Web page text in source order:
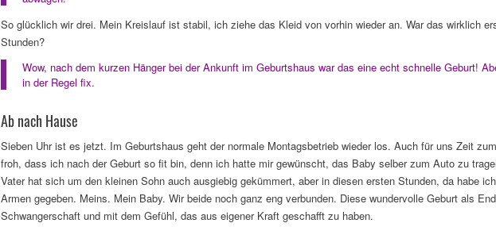
So glücklich wir drei. Mein Kreislauf ist stabil, ich ziehe das Kleid von vorhin wieder an. War das wirklich
Stunden?
Wow, nach dem kurzen Hänger bei der Ankunft im Geburtshaus war das eine echt schnelle Geburt!
in der Regel fix.
Ab nach Hause
Sieben Uhr ist es jetzt. Im Geburtshaus geht der normale Montagsbetrieb wieder los. Auch für uns Zeit
froh, dass ich nach der Geburt so fit bin, denn ich hatte mir gewünscht, das Baby selber zum Auto zu
Vater hat sich um den kleinen Sohn auch ausgiebig gekümmert, aber in diesen ersten Stunden, da habe
Armen gegeben. Meins. Mein Baby. Wir beide noch ganz eng verbunden. Diese wundervolle Geburt als
Schwangerschaft und mit dem Gefühl, das aus eigener Kraft geschafft zu haben.